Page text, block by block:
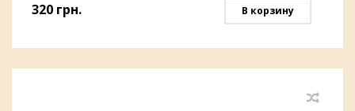
320 грн. В корзину